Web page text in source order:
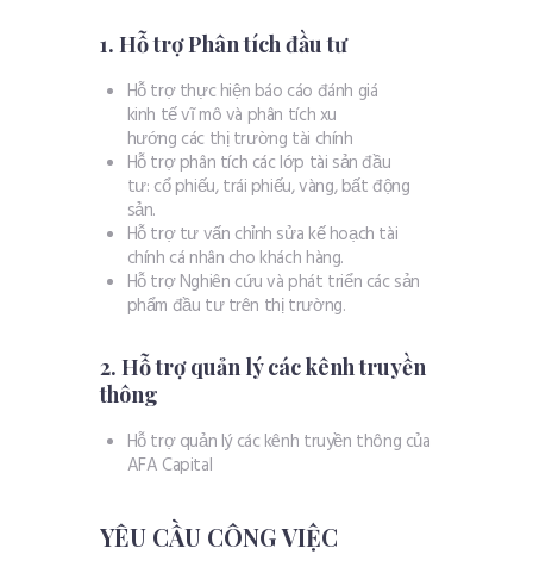
1. Hỗ trợ Phân tích đầu tư
Hỗ trợ thực hiện báo cáo đánh giá
kinh tế vĩ mô và phân tích xu
hướng các thị trường tài chính
Hỗ trợ phân tích các lớp tài sản đầu
tư: cổ phiếu, trái phiếu, vàng, bất động
sản.
Hỗ trợ tư vấn chỉnh sửa kế hoạch tài
chính cá nhân cho khách hàng.
Hỗ trợ Nghiên cứu và phát triển các sản
phẩm đầu tư trên thị trường.
2. Hỗ trợ quản lý các kênh truyền
thông
Hỗ trợ quản lý các kênh truyền thông của
AFA Capital
YÊU CẦU CÔNG VIỆC